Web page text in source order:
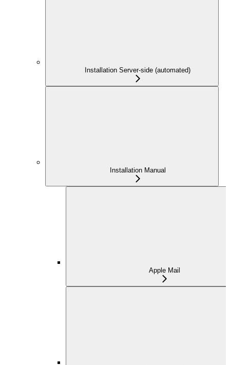
Installation Server-side (automated)
Installation Manual
Apple Mail